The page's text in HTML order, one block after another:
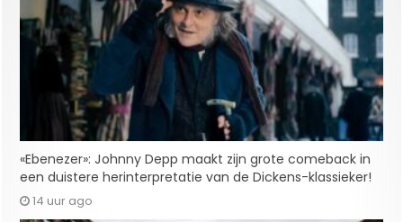
«Ebenezer»: Johnny Depp maakt zijn grote comeback in
een duistere herinterpretatie van de Dickens-klassieker!
14 uur ago